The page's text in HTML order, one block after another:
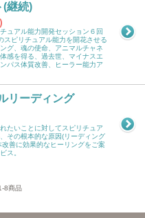
(継続)
ュアル能力開発セッション６回
スピリチュアル能力を開花させる
グ、魂の使命、アニマルチャネ
感を得る、過去世、マイナスエ
パス体質改善、ヒーラー能力ア
リーディング
たいことに対してスピリチュア
その根本的な原因(リーディング
善に効果的なヒーリングをご案
ス。
8商品